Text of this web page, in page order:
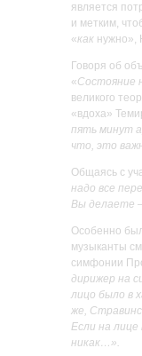
является
и метким,
«как нужно»,
Говоря об
«Состояние
великого
«вдоха»
пять минут
что, это
Общаясь с
надо все
Вы делаете
Особенно
музыканты
симфонии
дирижер на
лицо было в
же,
Если на
никак…».